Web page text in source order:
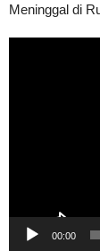
Meninggal di
00:00